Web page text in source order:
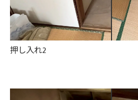
押し入れ2